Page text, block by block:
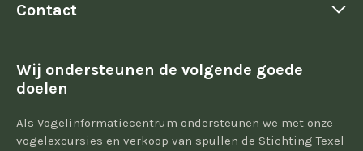
Contact
Wij ondersteunen de volgende goede
doelen
Als Vogelinformatiecentrum ondersteunen we met onze
vogelexcursies en verkoop van spullen de Stichting Texel